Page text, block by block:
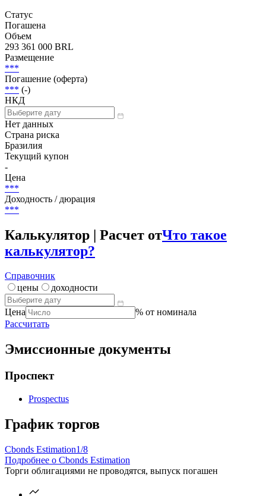
Статус
Погашена
Объем
293 361 000 BRL
Размещение
***
Погашение (оферта)
*** (-)
НКД
Нет данных
Страна риска
Бразилия
Текущий купон
-
Цена
***
Доходность / дюрация
***
Калькулятор | Расчет отЧто такое
калькулятор?
Справочник
цены
доходности
Цена
% от номинала
Рассчитать
Эмиссионные документы
Проспект
Prospectus
График торгов
Cbonds Estimation1/8
Подробнее о Cbonds Estimation
Торги облигациями не проводятся, выпуск погашен